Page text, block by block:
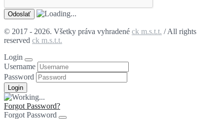
© 2017 - 2026. Všetky práva vyhradené ck m.s.t.t. / All rights
reserved ck m.s.t.t.
Login
Username
Password
Forgot Password?
Forgot Password